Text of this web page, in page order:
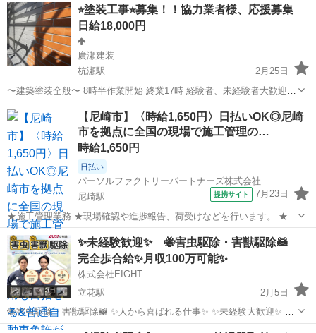
数を確保しています。 閑散期はリフォーム関連案件もあり、安定的に
稼げる環境です。 【勤務地】 全...
⭐︎塗装工事⭐︎募集！！協力業者様、応援募集
日給18,000円
廣瀬建装
杭瀬駅
2月25日
〜建築塗装全般〜 8時半作業開始 終業17時 経験者、未経験者大歓迎
日給に関して能力に応じて応相談。 募集内容 免許持ち優遇 経験者優
遇 未経験者募集 女性の方でもOK 作業内容 戸建て内外壁塗装工事 マ
ンション改修...
兵庫 杭瀬駅 その他 塗装工事
【尼崎市】〈時給1,650円〉日払いOK◎尼崎
市を拠点に全国の現場で施工管理の…
時給1,650円
日払い
パーソルファクトリーパートナーズ株式会社
尼崎駅
提携サイト 7月23日
★施工管理業務 ★現場確認や進捗報告、荷受けなどを行います。 ★各
地の現場で施工管理を担当します。 ★未経験OK!普通自動車免許があ
ればすぐに始められます。 ※北海道から沖縄まで、全国各地へ出張し
ます。 ★紹介予定派遣の求...
兵庫 尼崎市 尼崎駅 その他
✨未経験歓迎✨ 🐝害虫駆除・害獣駆除🦝
完全歩合給✨月収100万可能✨
株式会社EIGHT
立花駅
2月5日
🐝害虫駆除・害獣駆除🦝 ✨人から喜ばれる仕事✨ ✨未経験大歓迎✨ ✨
月収100万以上可能✨ ⚡️あなたが大切な家を守る救世主⚡️ まずはお気軽
兵庫 尼崎市 立花駅 その他 害虫駆除